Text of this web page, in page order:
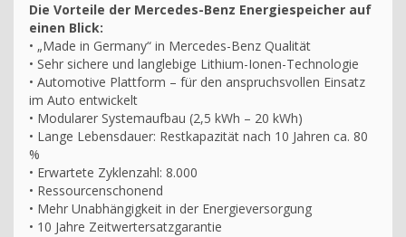
Die Vorteile der Mercedes-Benz Energiespeicher auf
einen Blick:
• „Made in Germany“ in Mercedes-Benz Qualität
• Sehr sichere und langlebige Lithium-Ionen-Technologie
• Automotive Plattform – für den anspruchsvollen Einsatz
im Auto entwickelt
• Modularer Systemaufbau (2,5 kWh – 20 kWh)
• Lange Lebensdauer: Restkapazität nach 10 Jahren ca. 80
%
• Erwartete Zyklenzahl: 8.000
• Ressourcenschonend
• Mehr Unabhängigkeit in der Energieversorgung
• 10 Jahre Zeitwertersatzgarantie